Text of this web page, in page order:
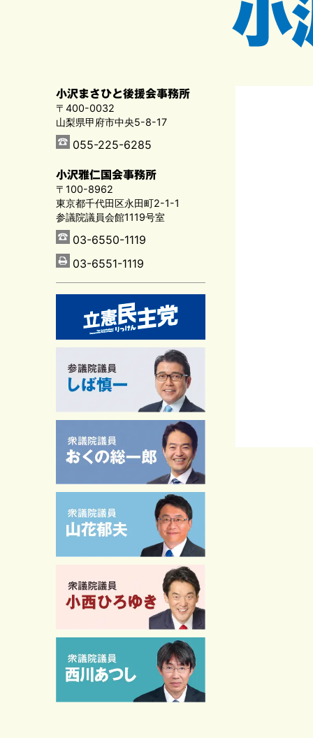
小沢まさひと後援会事務所
〒400-0032
山梨県甲府市中央5-8-17
055-225-6285
小沢雅仁国会事務所
〒100-8962
東京都千代田区永田町2-1-1
参議院議員会館1119号室
03-6550-1119
03-6551-1119